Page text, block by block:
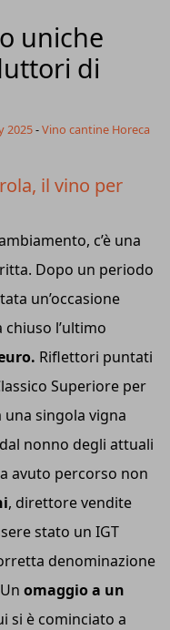
uniche
di
2025-Vino cantine Horeca
il vino per
c’è una
Dopo un periodo
un’occasione
chiuso l’ultimo
Riflettori puntati
Superiore per
singola vigna
nonno degli attuali
avuto percorso non
, direttore vendite
stato un IGT
denominazione
omaggio a un
si è cominciato a